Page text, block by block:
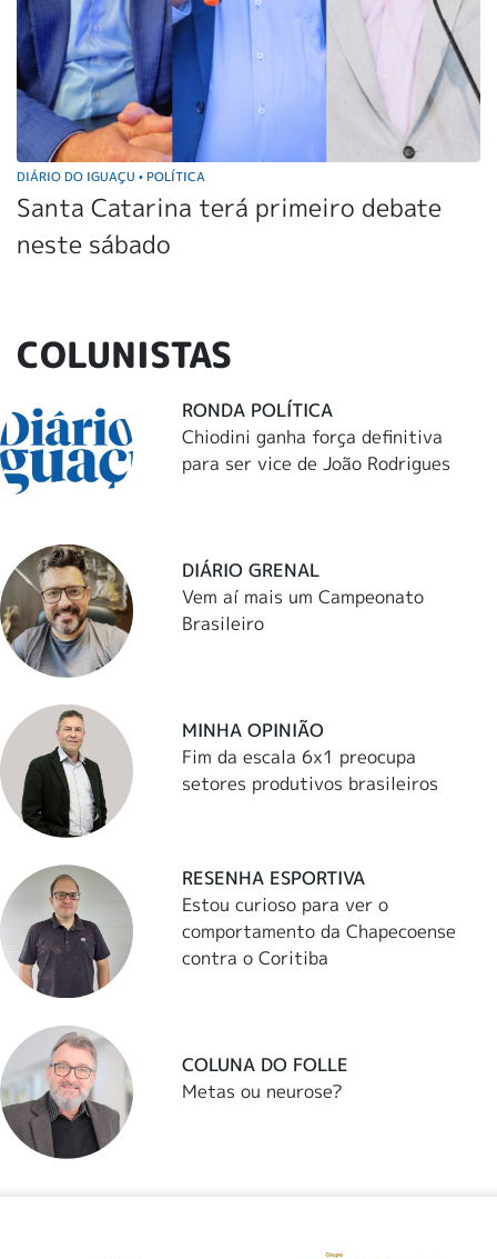
DIÁRIO DO IGUAÇU • POLÍTICA
Santa Catarina terá primeiro debate
neste sábado
COLUNISTAS
RONDA POLÍTICA
Chiodini ganha força definitiva
para ser vice de João Rodrigues
DIÁRIO GRENAL
Vem aí mais um Campeonato
Brasileiro
MINHA OPINIÃO
Fim da escala 6x1 preocupa
setores produtivos brasileiros
RESENHA ESPORTIVA
Estou curioso para ver o
comportamento da Chapecoense
contra o Coritiba
COLUNA DO FOLLE
Metas ou neurose?